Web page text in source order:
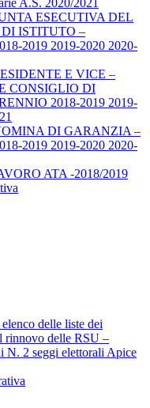
A.S. 2020/2021
ESECUTIVA DEL
ISTITUTO –
2019 2019-2020 2020-
E VICE –
CONSIGLIO DI
2018-2019 2019-
DI GARANZIA –
2019 2019-2020 2020-
ATA -2018/2019
delle liste dei
rinnovo delle RSU –
N. 2 seggi elettorali Apice